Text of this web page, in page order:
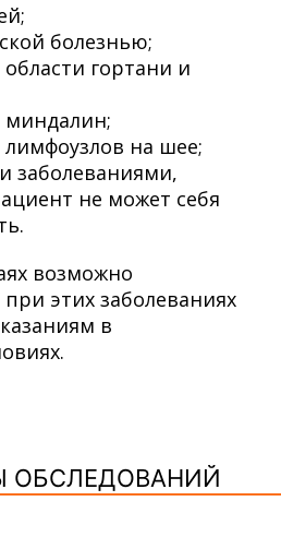
болезнью;
гортани и
миндалин;
на шее;
заболеваниями,
не может себя
возможно
этих заболеваниях
в
ОБСЛЕДОВАНИЙ